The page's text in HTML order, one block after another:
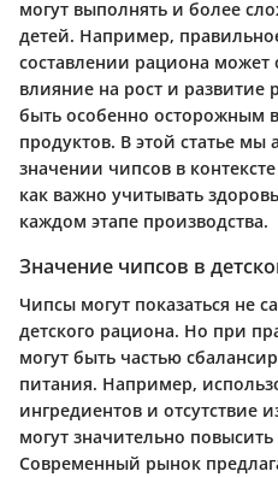
могут выполнять и более
детей. Например,
составлении рациона может
влияние на рост и развитие
быть особенно осторожным
продуктов. В этой статье
значении чипсов в
как важно учитывать
каждом этапе производства.
Значение чипсов в
Чипсы могут показаться
детского рациона. Но при
могут быть частью
питания. Например,
ингредиентов и отсутствие
могут значительно
Современный рынок